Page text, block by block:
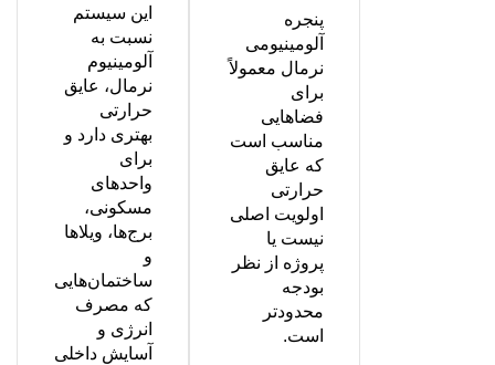
پنجره
آلومینیومی
نرمال معمولاً
برای
فضاهایی
مناسب است
که عایق
حرارتی
اولویت اصلی
نیست یا
پروژه از نظر
بودجه
محدودتر
است.
این سیستم
نسبت به
آلومینیوم
نرمال، عایق
حرارتی
بهتری دارد و
برای
واحدهای
مسکونی،
برج‌ها، ویلاها
و
ساختمان‌هایی
که مصرف
انرژی و
آسایش داخلی